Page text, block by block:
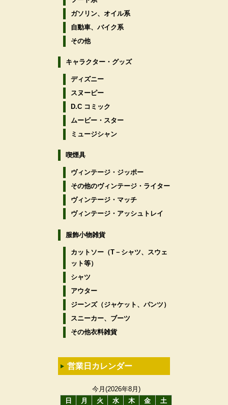
ガソリン、オイル系
自動車、バイク系
その他
キャラクター・グッズ
ディズニー
スヌーピー
D.C コミック
ムービー・スター
ミュージシャン
喫煙具
ヴィンテージ・ジッポー
その他のヴィンテージ・ライター
ヴィンテージ・マッチ
ヴィンテージ・アッシュトレイ
服飾小物雑貨
カットソー（T－シャツ、スウェ
ット等）
シャツ
アウター
ジーンズ（ジャケット、パンツ）
スニーカー、ブーツ
その他衣料雑貨
営業日カレンダー
今月(2026年8月)
日
月 火 水 木 金
土